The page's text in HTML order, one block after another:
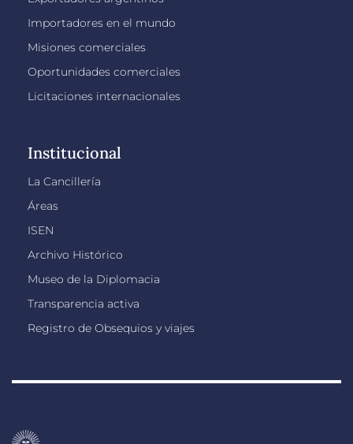
Importadores en el mundo
Misiones comerciales
Oportunidades comerciales
Licitaciones internacionales
Institucional
La Cancillería
Áreas
ISEN
Archivo Histórico
Museo de la Diplomacia
Transparencia activa
Registro de Obsequios y viajes